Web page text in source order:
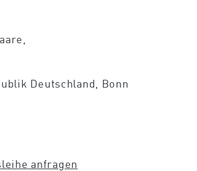
Deutschland, Bonn
anfragen